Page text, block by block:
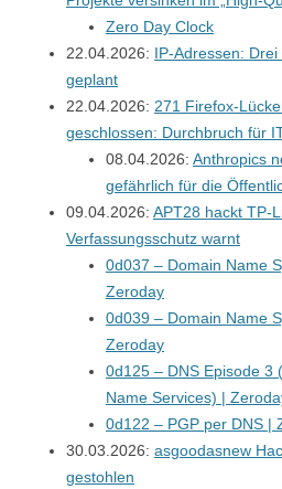
Zero Day Clock
22.04.2026: IP-Adressen:
geplant
22.04.2026: 271 Firefox-
geschlossen: Durchbruch für
08.04.2026: Anthropics
gefährlich für die
09.04.2026: APT28 hackt TP-
Verfassungsschutz warnt
0d037 – Domain Name
Zeroday
0d039 – Domain Name
Zeroday
0d125 – DNS Episode 3
Name Services) |
0d122 – PGP per DNS |
30.03.2026: asgoodasnew
gestohlen